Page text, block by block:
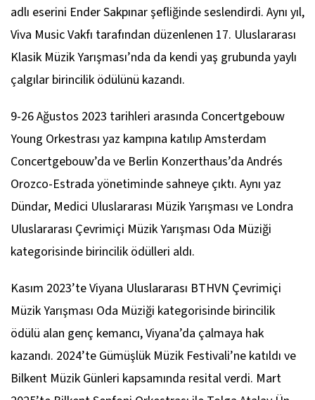
adlı eserini Ender Sakpınar şefliğinde seslendirdi. Aynı yıl,
Viva Music Vakfı tarafından düzenlenen 17. Uluslararası
Klasik Müzik Yarışması’nda da kendi yaş grubunda yaylı
çalgılar birincilik ödülünü kazandı.
9-26 Ağustos 2023 tarihleri arasında Concertgebouw
Young Orkestrası yaz kampına katılıp Amsterdam
Concertgebouw’da ve Berlin Konzerthaus’da Andrés
Orozco-Estrada yönetiminde sahneye çıktı. Aynı yaz
Dündar, Medici Uluslararası Müzik Yarışması ve Londra
Uluslararası Çevrimiçi Müzik Yarışması Oda Müziği
kategorisinde birincilik ödülleri aldı.
Kasım 2023’te Viyana Uluslararası BTHVN Çevrimiçi
Müzik Yarışması Oda Müziği kategorisinde birincilik
ödülü alan genç kemancı, Viyana’da çalmaya hak
kazandı. 2024’te Gümüşlük Müzik Festivali’ne katıldı ve
Bilkent Müzik Günleri kapsamında resital verdi. Mart